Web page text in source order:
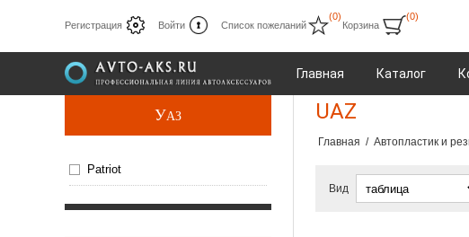
Регистрация Войти Список пожеланий
(0)
Корзина
(0)
Главная Каталог
UAZ
Главная / Автопластик и
Вид
УАЗ
Patriot